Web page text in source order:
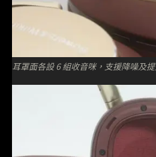
耳罩面各設 6 組收音咪，支援降噪及